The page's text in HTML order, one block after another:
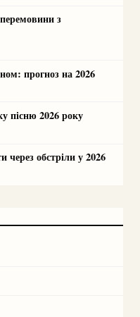
з
прогноз на 2026
пісню 2026 року
через обстріли у 2026